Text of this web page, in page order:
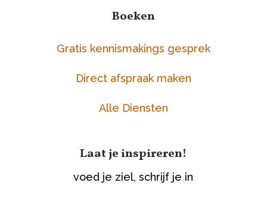
Boeken
Gratis kennismakings gesprek
Direct afspraak maken
Alle Diensten
Laat je inspireren!
voed je ziel, schrijf je in